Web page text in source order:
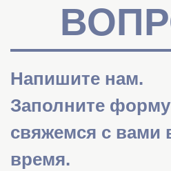
Напишите нам.
Заполните
свяжемся с вами
время.